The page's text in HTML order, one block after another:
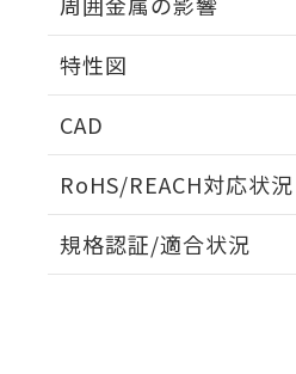
特性図
CAD
RoHS/REACH対応状況
EU RoHS 注意事項・凡例
規格認証/適合状況